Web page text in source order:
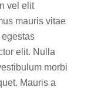
vel elit
mauris vitae
elit. Nulla
morbi
Mauris a